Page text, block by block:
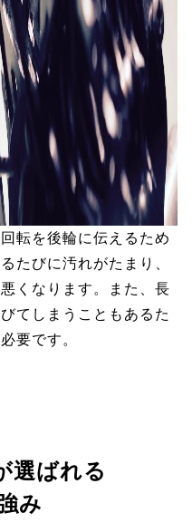
転を後輪に伝えるため
たびに汚れがたまり、
くなります。また、長
てしまうこともあるた
要です。
選ばれる
み